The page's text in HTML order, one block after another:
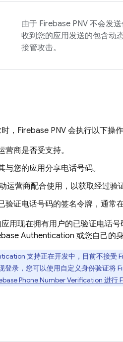
由于 Firebase PNV 不会发
收到您的应用发送的包含动
接管攻击。
， Firebase PNV 会执行以下操作
商是否受支持。
您的应用分享电话号码。
运营商配合使用，以获取经过验
验证电话号码的签名令牌，通常
用现在拥有用户的已验证电话
Authentication 或您自己的
支持正在开发中，目前不接受
登录，您可以使用自定义身份验证将
Phone Number Verification 进行